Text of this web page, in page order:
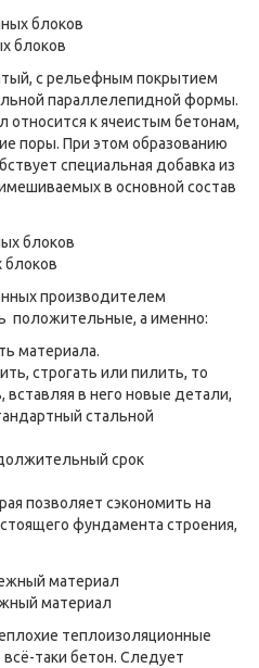
блоков
с рельефным покрытием
параллелепидной формы.
к ячеистым бетонам,
поры. При этом образованию
специальная добавка из
в основной состав
блоков
производителем
положительные, а именно:
материала.
строгать или пилить, то
в него новые детали,
стальной
срок
позволяет сэкономить на
фундамента строения,
материал
теплоизоляционные
всё-таки бетон. Следует